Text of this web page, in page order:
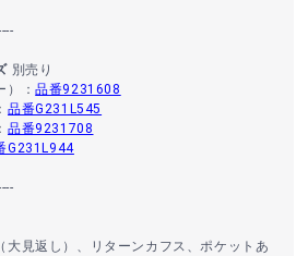
別売り
）：品番9231608
品番G231L545
品番9231708
G231L944
大見返し）、リターンカフス、ポケットあ